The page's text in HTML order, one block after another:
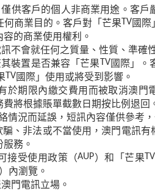
供客戶的個人非商業用途。客戶
商業目的。客戶對「芒果 TV國際
的商業使用權利。
不會就任何之質量、性質、準確
裝置是否兼容「芒果 TV國際」。
TV國際」使用或將受到影響。
於期限內繳交費用而被取消澳門
將根據賬單截數日期按比例退回
情況而延誤，短訊內容僅供參考
、非法或不當使用，澳門電訊
務。
接受使用政策（AUP）和「芒果 TV
）內瀏覽。
門電訊立場。